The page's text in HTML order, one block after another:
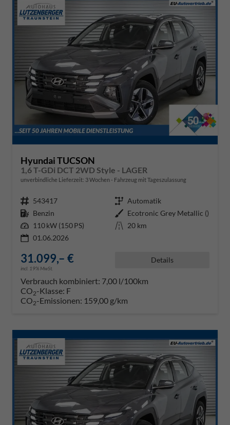
Hyundai TUCSON
1,6 T-GDi DCT 2WD Style - LAGER
unverbindliche Lieferzeit: 3 Wochen Fahrzeug mit Tageszulassung
Fahrzeugnr. 543417 Getriebe Automatik
Kraftstoff Benzin Außenfarbe Ecotronic Grey Metallic ()
Leistung 110 kW (150 PS) Kilometerstand 20 km
01.06.2026
31.099,– €
incl. 19% MwSt.
Details
Verbrauch kombiniert: 7,00 l/100km
CO2-Klasse: F
CO2-Emissionen: 159,00 g/km